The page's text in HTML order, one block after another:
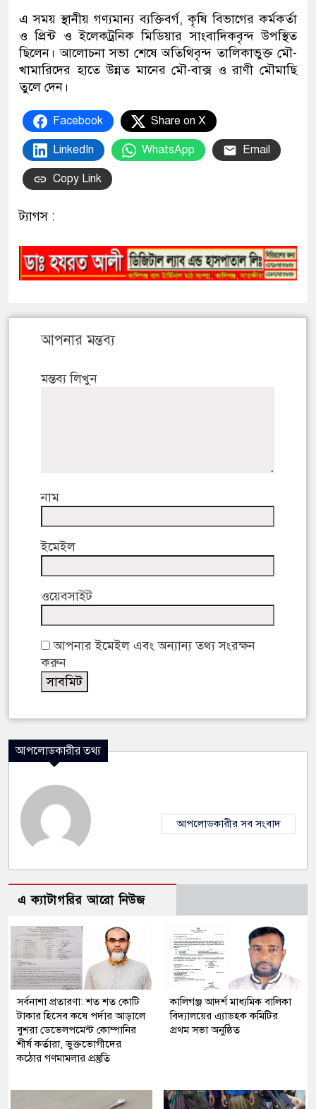
এ সময় স্থানীয় গণ্যমান্য ব্যক্তিবর্গ, কৃষি বিভাগের কর্মকর্তা
ও প্রিন্ট ও ইলেকট্রনিক মিডিয়ার সাংবাদিকবৃন্দ উপস্থিত
ছিলেন। আলোচনা সভা শেষে অতিথিবৃন্দ তালিকাভুক্ত মৌ-
খামারিদের হাতে উন্নত মানের মৌ-বাক্স ও রাণী মৌমাছি
তুলে দেন।
Facebook Share on X
LinkedIn WhatsApp Email
Copy Link
ট্যাগস :
আপনার মন্তব্য
মন্তব্য লিখুন
নাম
ইমেইল
ওয়েবসাইট
আপনার ইমেইল এবং অন্যান্য তথ্য সংরক্ষন
করুন
আপলোডকারীর তথ্য
আপলোডকারীর সব সংবাদ
এ ক্যাটাগরির আরো নিউজ
সর্বনাশা প্রতারণা: শত শত কোটি
টাকার হিসেব কষে পর্দার আড়ালে
বুশরা ডেভেলপমেন্ট কোম্পানির
শীর্ষ কর্তারা, ভুক্তভোগীদের
কঠোর গণমামলার প্রস্তুতি
কালিগঞ্জ আদর্শ মাধ্যমিক বালিকা
বিদ্যালয়ের এ্যাডহক কমিটির
প্রথম সভা অনুষ্ঠিত